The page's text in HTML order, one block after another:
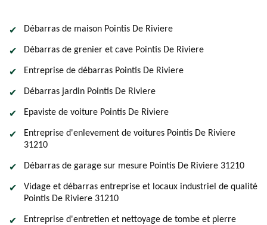
Débarras de maison Pointis De Riviere
Débarras de grenier et cave Pointis De Riviere
Entreprise de débarras Pointis De Riviere
Débarras jardin Pointis De Riviere
Epaviste de voiture Pointis De Riviere
Entreprise d'enlevement de voitures Pointis De Riviere
31210
Débarras de garage sur mesure Pointis De Riviere 31210
Vidage et débarras entreprise et locaux industriel de qualité
Pointis De Riviere 31210
Entreprise d'entretien et nettoyage de tombe et pierre